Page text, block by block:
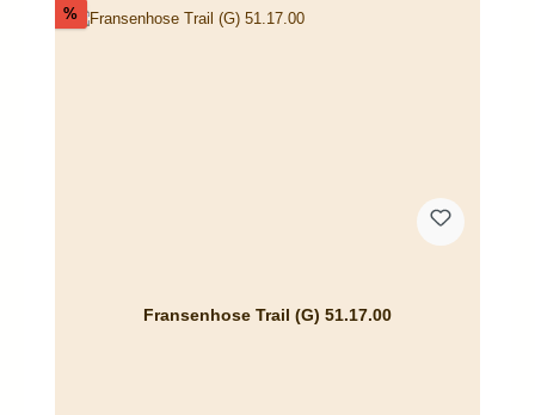
%Rabatt
Fransenhose Trail (G) 51.17.00